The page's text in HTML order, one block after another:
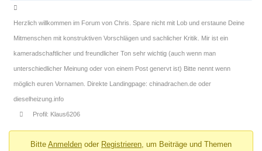
Forum-
Breadcrumbs
-
Du
bist
hier:
Herzlich willkommen im Forum von Chris. Spare nicht mit Lob und erstaune Deine
Mitmenschen mit konstruktiven Vorschlägen und sachlicher Kritik. Mir ist ein
kameradschaftlicher und freundlicher Ton sehr wichtig (auch wenn man
unterschiedlicher Meinung oder von einem Post genervt ist) Bitte nennt wenn
möglich euren Vornamen. Direkte Landingpage: chinadrachen.de oder
dieselheizung.info
Profil: Klaus6206
Bitte Anmelden oder Registrieren , um Beiträge und Themen